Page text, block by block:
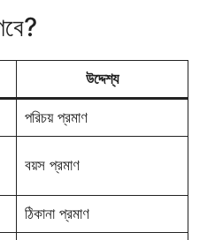
উদ্দেশ্য
পরিচয় প্রমাণ
বয়স প্রমাণ
ঠিকানা প্রমাণ